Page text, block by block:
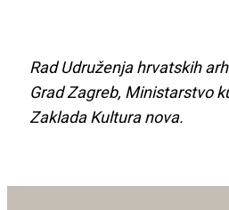
Rad Udruženja hrvatskih
Grad Zagreb, Ministarstvo
Zaklada Kultura nova.